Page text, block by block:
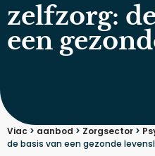
zelfzorg:
een
Viac > aanbod > Zorgsector >
de basis van een gezonde